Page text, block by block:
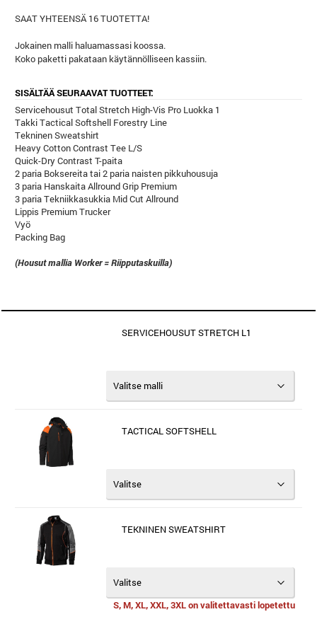
SAAT YHTEENSÄ 16 TUOTETTA!
Jokainen malli haluamassasi koossa.
Koko paketti pakataan käytännölliseen kassiin.
SISÄLTÄÄ SEURAAVAT TUOTTEET:
Servicehousut Total Stretch High-Vis Pro Luokka 1
Takki Tactical Softshell Forestry Line
Tekninen Sweatshirt
Heavy Cotton Contrast Tee L/S
Quick-Dry Contrast T-paita
2 paria Boksereita tai 2 paria naisten pikkuhousuja
3 paria Hanskaita Allround Grip Premium
3 paria Tekniikkasukkia Mid Cut Allround
Lippis Premium Trucker
Vyö
Packing Bag
(Housut mallia Worker = Riipputaskuilla)
SERVICEHOUSUT STRETCH L1
TACTICAL SOFTSHELL
TEKNINEN SWEATSHIRT
S, M, XL, XXL, 3XL on valitettavasti lopetettu